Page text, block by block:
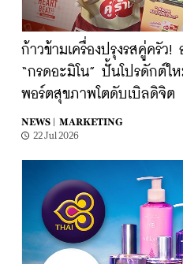
ก้าวข้ามเครื่องปรุงรสคู่ครัว!
“กรดอะมิโน” ปั้นโปรดักต์ใ
พอร์ตสุขภาพโตดับเบิลดิจิต
NEWS |
MARKETING
22 Jul 2026